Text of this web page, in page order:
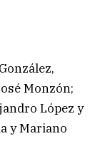
Monzón;
López y
y Mariano